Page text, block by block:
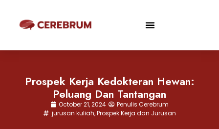
Prospek Kerja Kedokteran Hewan:
Peluang Dan Tantangan
October 21, 2024
Penulis Cerebrum
jurusan kuliah,Prospek Kerja dan Jurusan